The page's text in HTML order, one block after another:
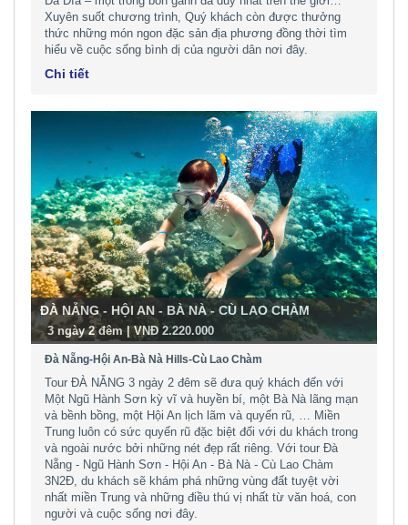
Xuyên suốt chương trình, Quý khách còn được thưởng
thức những món ngon đặc sản địa phương đồng thời tìm
hiểu về cuộc sống bình dị của người dân nơi đây.
Chi tiết
ĐÀ NẴNG - HỘI AN - BÀ NÀ - CÙ LAO CHÀM
-3 ngày 2 đêm | VNĐ 2.220.000
Đà Nẵng-Hội An-Bà Nà Hills-Cù Lao Chàm
Tour ĐÀ NẴNG 3 ngày 2 đêm sẽ đưa quý khách đến với
Một Ngũ Hành Sơn kỳ vĩ và huyền bí, một Bà Nà lãng mạn
và bềnh bồng, một Hội An lịch lãm và quyến rũ, … Miền
Trung luôn có sức quyến rũ đặc biệt đối với du khách trong
và ngoài nước bởi những nét đẹp rất riêng. Với tour Đà
Nẵng - Ngũ Hành Sơn - Hội An - Bà Nà - Cù Lao Chàm
3N2Đ, du khách sẽ khám phá những vùng đất tuyệt vời
nhất miền Trung và những điều thú vị nhất từ văn hoá, con
người và cuộc sống nơi đây.